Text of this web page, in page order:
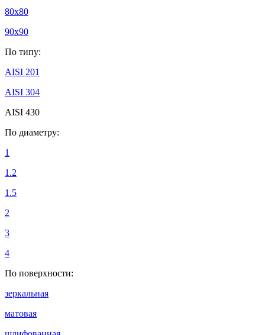
80x80
90x90
По типу:
AISI 201
AISI 304
AISI 430
По диаметру:
1
1.2
1.5
2
3
4
По поверхности:
зеркальная
матовая